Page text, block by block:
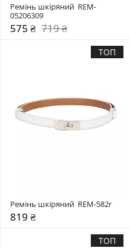
Ремінь шкіряний  REM-
05206309
575 ₴ 719 ₴
ТОП
Ремінь шкіряний  REM-582r
819 ₴
ТОП